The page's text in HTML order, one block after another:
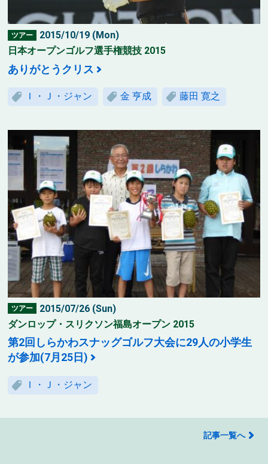
ツアー
2015/10/19 (Mon)
日本オープンゴルフ選手権競技 2015
ありがとうクリス
Ｉ・Ｊ・ジャン 金 亨成 藤田 寛之
ツアー
2015/07/26 (Sun)
ダンロップ・スリクソン福島オープン 2015
第2回しらかわスナッグゴルフ大会に29人の小学生
が参加(7月25日)
Ｉ・Ｊ・ジャン
記事一覧へ